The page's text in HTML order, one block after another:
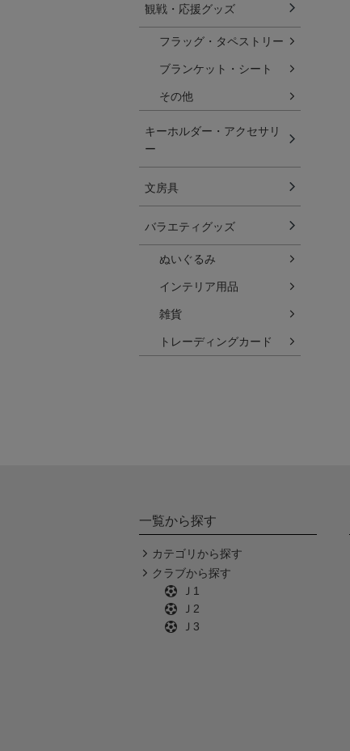
観戦・応援グッズ
フラッグ・タペストリー
ブランケット・シート
その他
キーホルダー・アクセサリ
ー
文房具
バラエティグッズ
ぬいぐるみ
インテリア用品
雑貨
トレーディングカード
一覧から探す
カテゴリから探す
クラブから探す
Ｊ1
Ｊ2
Ｊ3